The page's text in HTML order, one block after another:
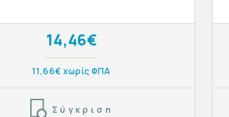
14,46€
11,66€ χωρίς ΦΠΑ
Σύγκριση